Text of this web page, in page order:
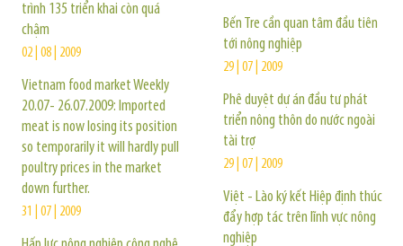
trình 135 triển khai còn quá
chậm
02 | 08 | 2009
Vietnam food market Weekly
20.07- 26.07.2009: Imported
meat is now losing its position
so temporarily it will hardly pull
poultry prices in the market
down further.
31 | 07 | 2009
Bến Tre cần quan tâm đầu tiên
tới nông nghiệp
29 | 07 | 2009
Phê duyệt dự án đầu tư phát
triển nông thôn do nước ngoài
tài trợ
29 | 07 | 2009
Việt - Lào ký kết Hiệp định thúc
đẩy hợp tác trên lĩnh vực nông
nghiệp